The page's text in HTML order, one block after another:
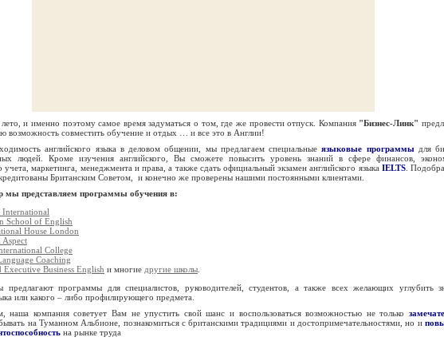
и именно поэтому самое время задуматься о том, где же провести отпуск. Компания "Бизнес-Линк"
возможность совместить обучение и отдых … и все это в Англии!
английского языка в деловом общении, мы предлагаем специальныеязыковые программыдля
людей. Кроме изучения английского, Вы сможете повысить уровень знаний в сфере финансов,
учета, маркетинга, менеджмента и права, а также сдать официальный экзамен английского языка IELTS.
Британским Советoм, и конечно же проверены нашими постоянными клиентами.
представляем программы обучения в:
International
School of English
House London
Aspect
College
Coaching
Executive Business English и многие другие школы
предлагают программы для специалистов, руководителей, студентов, а также всех желающих углубить
или какого – либо профилирующего предмета.
наша компания советует Вам не упустить свой шанс и воспользоваться возможностью не только
на Туманном Альбионе, познакомиться с британскими традициями и достопримечательностями, но и
на рынке труда